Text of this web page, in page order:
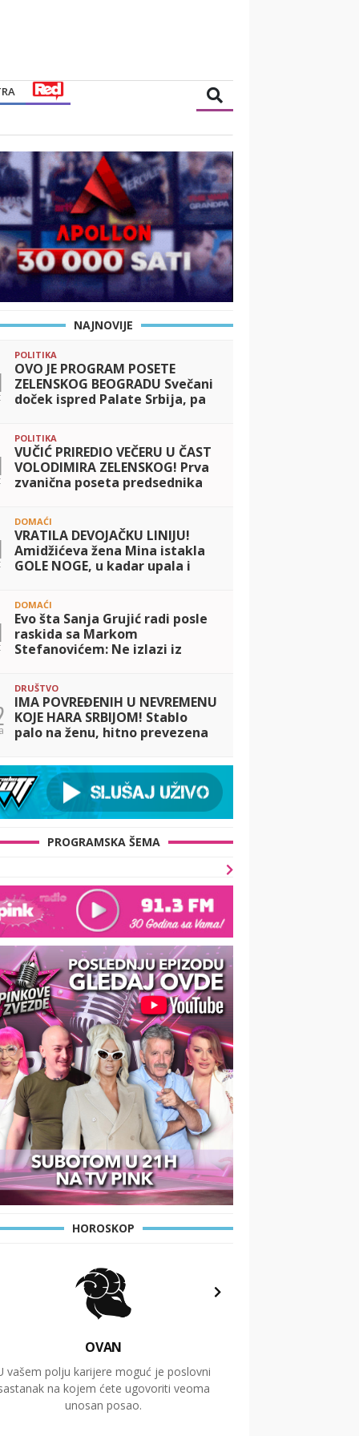
NAJNOVIJE
POLITIKA
OVO JE PROGRAM POSETE
ZELENSKOG BEOGRADU Svečani
doček ispred Palate Srbija, pa
sporazuma
POLITIKA
VUČIĆ PRIREDIO VEČERU U ČAST
VOLODIMIRA ZELENSKOG! Prva
zvanična poseta predsednika
razgovarala o saradnji dve
zemlje
DOMAĆI
VRATILA DEVOJAČKU LINIJU!
Amidžićeva žena Mina istakla
GOLE NOGE, u kadar upala i
bikiniju... (FOTO)
DOMAĆI
Evo šta Sanja Grujić radi posle
raskida sa Markom
Stefanovićem: Ne izlazi iz
bolje nije izgledala! (FOTO)
DRUŠTVO
IMA POVREĐENIH U NEVREMENU
KOJE HARA SRBIJOM! Stablo
palo na ženu, hitno prevezena
stabla, pogledajte STRAŠNE
PRIZORE
PROGRAMSKA ŠEMA
HOROSKOP
OVAN
vašem polju karijere moguć je poslovni
na kojem ćete ugovoriti veoma
unosan posao.